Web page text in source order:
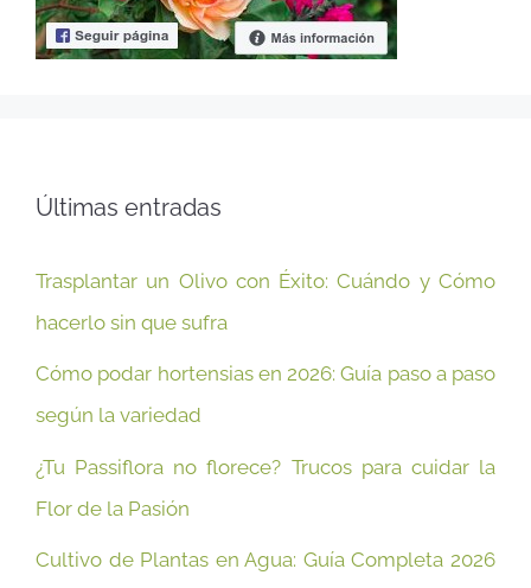
Últimas entradas
Trasplantar un Olivo con Éxito: Cuándo y Cómo
hacerlo sin que sufra
Cómo podar hortensias en 2026: Guía paso a paso
según la variedad
¿Tu Passiflora no florece? Trucos para cuidar la
Flor de la Pasión
Cultivo de Plantas en Agua: Guía Completa 2026